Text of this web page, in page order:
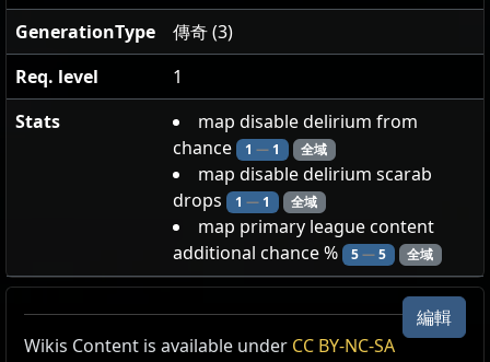
GenerationType
傳奇 (3)
Req. level
1
Stats
map disable delirium from
chance
1 —1 全域
map disable delirium scarab
drops
1 —1 全域
map primary league content
additional chance %
5—5 全域
不祥的寂靜
編輯
Wikis Content is available under CC BY-NC-SA